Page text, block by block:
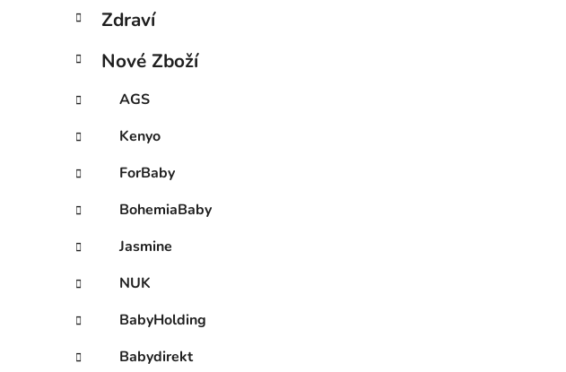
Zdraví
Nové Zboží
AGS
Kenyo
ForBaby
BohemiaBaby
Jasmine
NUK
BabyHolding
Babydirekt